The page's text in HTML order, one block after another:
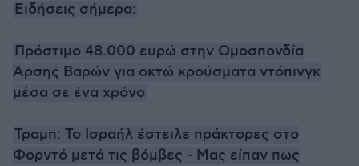
Ειδήσεις σήμερα:
Πρόστιμο 48.000 ευρώ στην Ομοσπονδία
Άρσης Βαρών για οκτώ κρούσματα ντόπινγκ
μέσα σε ένα χρόνο
Τραμπ: Το Ισραήλ έστειλε πράκτορες στο
Φορντό μετά τις βόμβες - Μας είπαν πως